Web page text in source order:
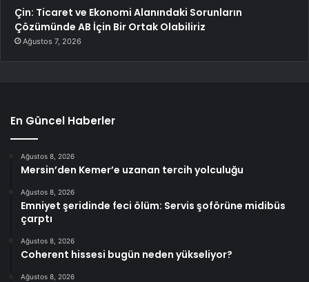
Çin: Ticaret ve Ekonomi Alanındaki Sorunların
Çözümünde AB İçin Bir Ortak Olabiliriz
Ağustos 7, 2026
En Güncel Haberler
Ağustos 8, 2026
Mersin’den Kemer’e uzanan tercih yolculuğu
Ağustos 8, 2026
Emniyet şeridinde feci ölüm: Servis şoförüne midibüs
çarptı
Ağustos 8, 2026
Coherent hissesi bugün neden yükseliyor?
Ağustos 8, 2026